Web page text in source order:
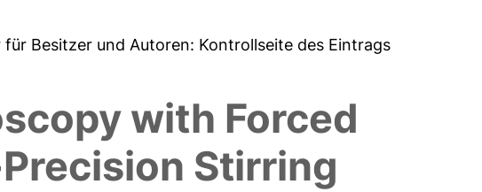
für Besitzer und Autoren: Kontrollseite des Eintrags
with Forced
Stirring